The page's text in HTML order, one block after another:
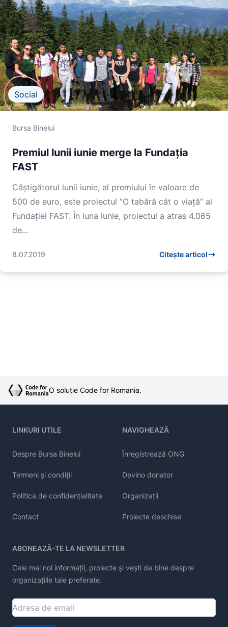
Social
Bursa Binelui
Premiul lunii iunie merge la Fundația
FAST
Câștigătorul lunii iunie, al premiului în valoare de
500 de euro, este proiectul ”O tabără cât o viață” al
Fundației FAST. În luna iunie, proiectul a atras 4.065
de...
8.07.2019 Citește articol
O soluție Code for Romania.
LINKURI UTILE
Despre Bursa Binelui
Termeni și condiții
Politica de confidențialitate
Contact
NAVIGHEAZĂ
Înregistrează ONG
Devino donator
Organizații
Proiecte deschise
ABONEAZĂ-TE LA NEWSLETTER
Cele mai noi informații, proiecte și vești de bine despre
organizațiile tale preferate.